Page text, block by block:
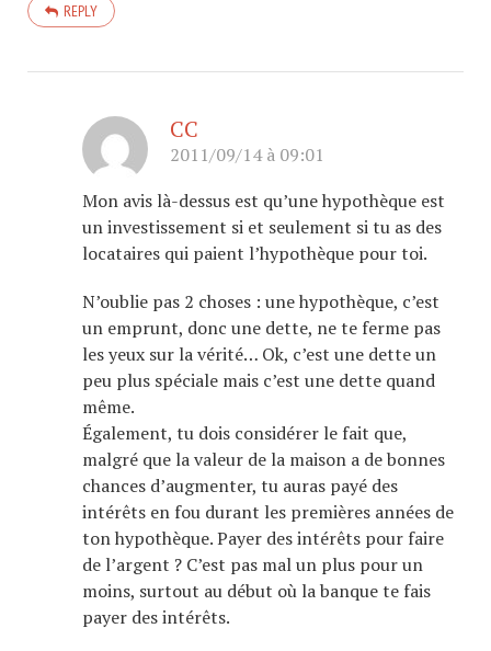
REPLY
CC
2011/09/14 à 09:01
Mon avis là-dessus est qu’une hypothèque est
un investissement si et seulement si tu as des
locataires qui paient l’hypothèque pour toi.
N’oublie pas 2 choses : une hypothèque, c’est
un emprunt, donc une dette, ne te ferme pas
les yeux sur la vérité… Ok, c’est une dette un
peu plus spéciale mais c’est une dette quand
même.
Également, tu dois considérer le fait que,
malgré que la valeur de la maison a de bonnes
chances d’augmenter, tu auras payé des
intérêts en fou durant les premières années de
ton hypothèque. Payer des intérêts pour faire
de l’argent ? C’est pas mal un plus pour un
moins, surtout au début où la banque te fais
payer des intérêts.